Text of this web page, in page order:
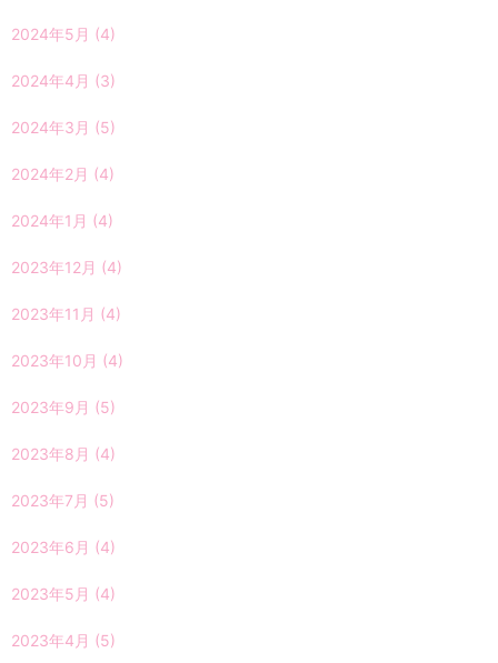
2024年5月 (4)
2024年4月 (3)
2024年3月 (5)
2024年2月 (4)
2024年1月 (4)
2023年12月 (4)
2023年11月 (4)
2023年10月 (4)
2023年9月 (5)
2023年8月 (4)
2023年7月 (5)
2023年6月 (4)
2023年5月 (4)
2023年4月 (5)